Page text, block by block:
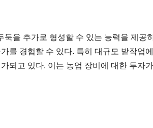
을 추가로 형성할 수 있는 능력을 제공
를 경험할 수 있다. 특히 대규모 밭작업
되고 있다. 이는 농업 장비에 대한 투자